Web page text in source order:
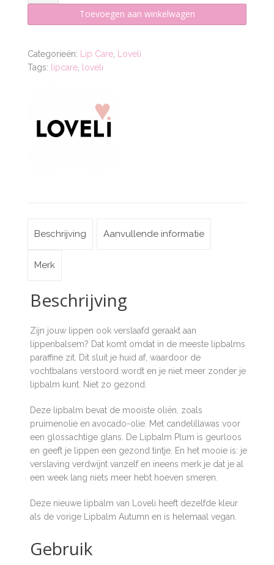
Toevoegen aan winkelwagen
Categorieën: Lip Care
Loveli
Tags:
lipcare loveli
Beschrijving Aanvullende informatie
Merk
Beschrijving
Zijn jouw lippen ook verslaafd geraakt aan
lippenbalsem? Dat komt omdat in de meeste lipbalms
paraffine zit. Dit sluit je huid af, waardoor de
vochtbalans verstoord wordt en je niet meer zonder je
lipbalm kunt. Niet zo gezond.
Deze lipbalm bevat de mooiste oliën, zoals
pruimenolie en avocado-olie. Met candelillawas voor
een glossachtige glans. De Lipbalm Plum is geurloos
en geeft je lippen een gezond tintje. En het mooie is: je
verslaving verdwijnt vanzelf en ineens merk je dat je al
een week lang niets meer hebt hoeven smeren.
Deze nieuwe lipbalm van Loveli heeft dezelfde kleur
als de vorige Lipbalm Autumn en is helemaal vegan.
Gebruik